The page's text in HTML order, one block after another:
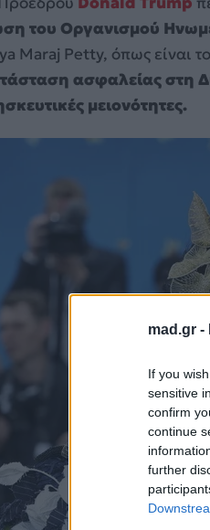
mad.gr -
If you
sensitive
confirm
continue
further
του Οργανισμού
Maraj Petty, όπως είναι
ασφαλείας στη
μειονότητες.